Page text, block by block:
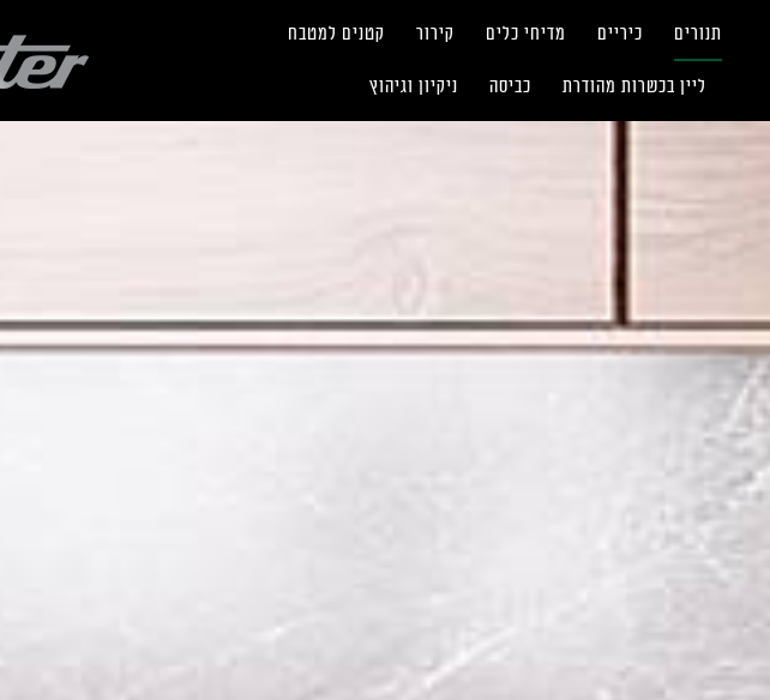
תנורים כיריים מדיחי כלים קירור קטנים למטבח
ליין בכשרות מהודרת כביסה ניקיון וגיהוץ